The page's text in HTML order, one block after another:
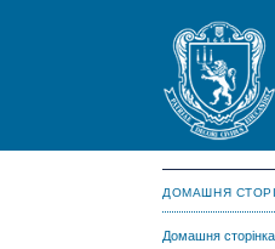
ДОМАШНЯ
Домашня сторінка